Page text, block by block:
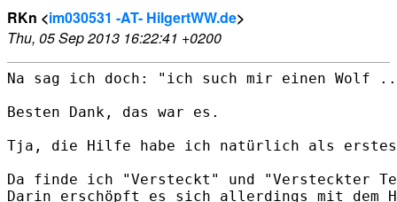
RKn <im030531 -AT- HilgertWW.de>
Thu, 05 Sep 2013 16:22:41 +0200
Na sag ich doch: "ich such mir einen Wolf
Besten Dank, das war es.
Tja, die Hilfe habe ich natürlich als
Da finde ich "Versteckt" und "Versteckter
Darin erschöpft es sich allerdings mit dem